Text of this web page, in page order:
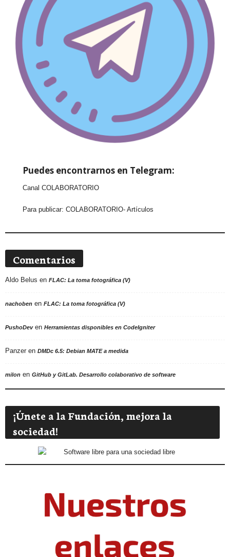
Puedes encontrarnos en Telegram:
Canal COLABORATORIO
Para publicar:COLABORATORIO- Artículos
Comentarios
Aldo Belus en FLAC: La toma fotográfica (V)
nachoben en FLAC: La toma fotográfica (V)
PushoDeven Herramientas disponibles en CodeIgniter
Panzer en DMDc 6.5: Debian MATE a medida
milon en GitHub y GitLab. Desarrollo colaborativo de software
¡Únete a la Fundación, mejora la
sociedad!